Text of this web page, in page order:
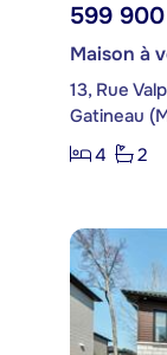
599
Maison à
13, Rue
Gatineau
4
2